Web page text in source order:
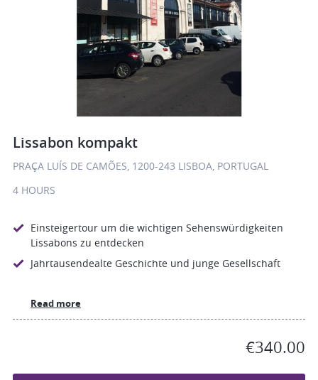
Lissabon kompakt
PRAÇA LUÍS DE CAMÕES, 1200-243 LISBOA, PORTUGAL
4 HOURS
Einsteigertour um die wichtigen Sehenswürdigkeiten
Lissabons zu entdecken
Jahrtausendealte Geschichte und junge Gesellschaft
Read more
€340.00